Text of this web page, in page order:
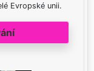
Evropské unii.